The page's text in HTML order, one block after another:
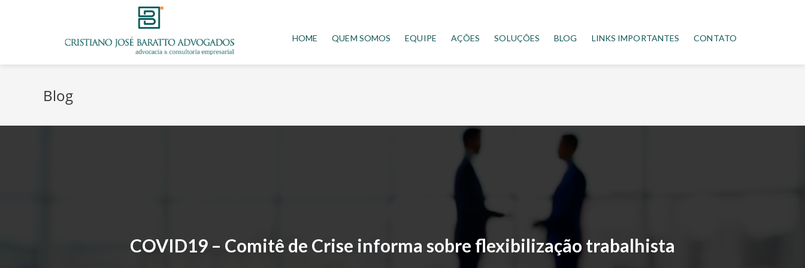
HOME QUEM SOMOS EQUIPE AÇÕES SOLUÇÕES BLOG LINKS IMPORTANTES CONTATO
Blog
COVID19 – Comitê de Crise informa sobre flexibilização trabalhista